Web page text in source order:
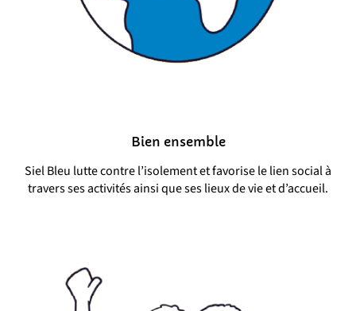
Bien ensemble
Siel Bleu lutte contre l’isolement et favorise le lien social à
travers ses activités ainsi que ses lieux de vie et d’accueil.